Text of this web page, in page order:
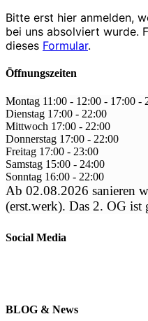
Bitte erst hier anmelden,
bei uns absolviert wurde.
dieses Formular.
Öffnungszeiten
Montag 11:00 - 12:00 - 17:00 -
Dienstag 17:00 - 22:00
Mittwoch 17:00 - 22:00
Donnerstag 17:00 - 22:00
Freitag 17:00 - 23:00
Samstag 15:00 - 24:00
Sonntag 16:00 - 22:00
Ab 02.08.2026 sanieren
(erst.werk). Das 2. OG ist
Social Media
BLOG & News